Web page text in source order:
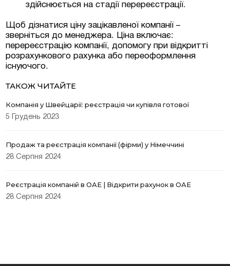
здійснюється на стадії перереєстрації.
Щоб дізнатися ціну зацікавленої компанії –
зверніться до менеджера. Ціна включає:
перереєстрацію компанії, допомогу при відкритті
розрахункового рахунка або переоформлення
існуючого.
ТАКОЖ ЧИТАЙТЕ
Компанія у Швейцарії: реєстрація чи купівля готової
5 Грудень 2023
Продаж та реєстрація компанії (фірми) у Німеччині
28 Серпня 2024
Реєстрація компаній в ОАЕ | Відкрити рахунок в ОАЕ
28 Серпня 2024